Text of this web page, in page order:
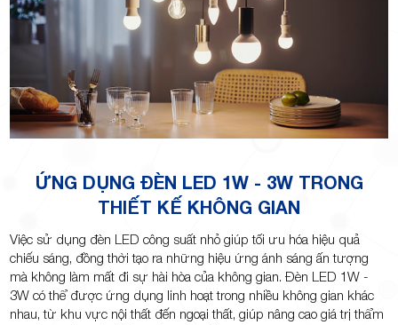
ỨNG DỤNG ĐÈN LED 1W - 3W TRONG
THIẾT KẾ KHÔNG GIAN
Việc sử dụng đèn LED công suất nhỏ giúp tối ưu hóa hiệu quả
chiếu sáng, đồng thời tạo ra những hiệu ứng ánh sáng ấn tượng
mà không làm mất đi sự hài hòa của không gian. Đèn LED 1W -
3W có thể được ứng dụng linh hoạt trong nhiều không gian khác
nhau, từ khu vực nội thất đến ngoại thất, giúp nâng cao giá trị thẩm